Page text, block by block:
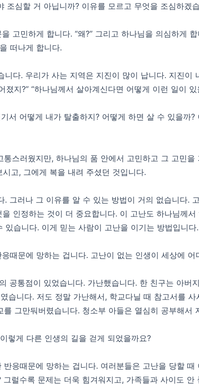
조심할 거 아닙니까? 이유를 모르고 무엇을 조심하겠
고민하게 합니다. “왜?” 그리고 하나님을 의심하게 합
떠나게 합니다.
다. 우리가 사는 지역은 지진이 많이 납니다. 지진이
지?” “하나님께서 살아계신다면 어떻게 이런 일이
서 어떻게 내가 탈출하지? 어떻게 하면 살 수 있을까
스러웠지만, 하나님의 품 안에서 고민하고 그 고민
고, 그에게 복을 내려 주셨던 것입니다.
그러나 그 이유를 알 수 있는 방법이 거의 없습니다.
인정하는 것이 더 중요합니다. 이 고난도 하나님께
습니다. 이게 믿는 사람이 고난을 이기는 방법입니다.
때문에 망하는 겁니다. 고난이 없는 인생이 세상에 어
공통점이 있었습니다. 가난했습니다. 한 친구는 아버
습니다. 저도 정말 가난해서, 학교다닐 때 참고서를
그만둬버렸습니다. 청소부 아들은 열심히 공부해서
렇게 다른 인생의 길을 걷게 되었을까요?
응때문에 망하는 겁니다. 여러분들은 고난을 당할
럴수록 문제는 더욱 힘겨워지고, 가족들과 사이도 안